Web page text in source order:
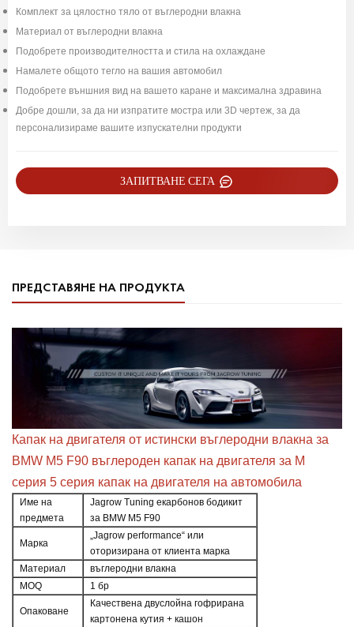
Комплект за цялостно тяло от въглеродни влакна
Материал от въглеродни влакна
Подобрете производителността и стила на охлаждане
Намалете общото тегло на вашия автомобил
Подобрете външния вид на вашето каране и максимална здравина
Добре дошли, за да ни изпратите мостра или 3D чертеж, за да
персонализираме вашите изпускателни продукти
ЗАПИТВАНЕ СЕГА
ПРЕДСТАВЯНЕ НА ПРОДУКТА
Капак на двигателя от истински въглеродни влакна за
BMW M5 F90 въглероден капак на двигателя за M
серия 5 серия капак на двигателя на автомобила
Име на
предмета
Jagrow Tuning екарбонов бодикит
за BMW M5 F90
Марка
„Jagrow performance“ или
оторизирана от клиента марка
Материал
въглеродни влакна
MOQ
1 бр
Опаковане
Качествена двуслойна гофрирана
картонена кутия + кашон